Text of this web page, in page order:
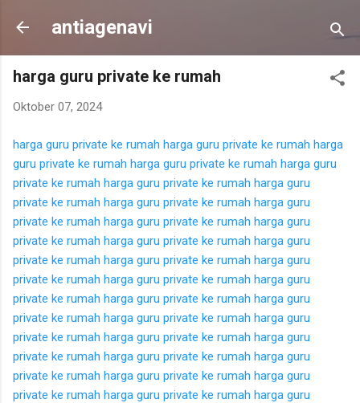
Langsung ke konten utama
antiagenavi
harga guru private ke rumah
Oktober 07, 2024
harga guru private ke rumah harga guru private ke rumah harga
guru private ke rumah harga guru private ke rumah harga guru
private ke rumah harga guru private ke rumah harga guru
private ke rumah harga guru private ke rumah harga guru
private ke rumah harga guru private ke rumah harga guru
private ke rumah harga guru private ke rumah harga guru
private ke rumah harga guru private ke rumah harga guru
private ke rumah harga guru private ke rumah harga guru
private ke rumah harga guru private ke rumah harga guru
private ke rumah harga guru private ke rumah harga guru
private ke rumah harga guru private ke rumah harga guru
private ke rumah harga guru private ke rumah harga guru
private ke rumah harga guru private ke rumah harga guru
private ke rumah harga guru private ke rumah harga guru